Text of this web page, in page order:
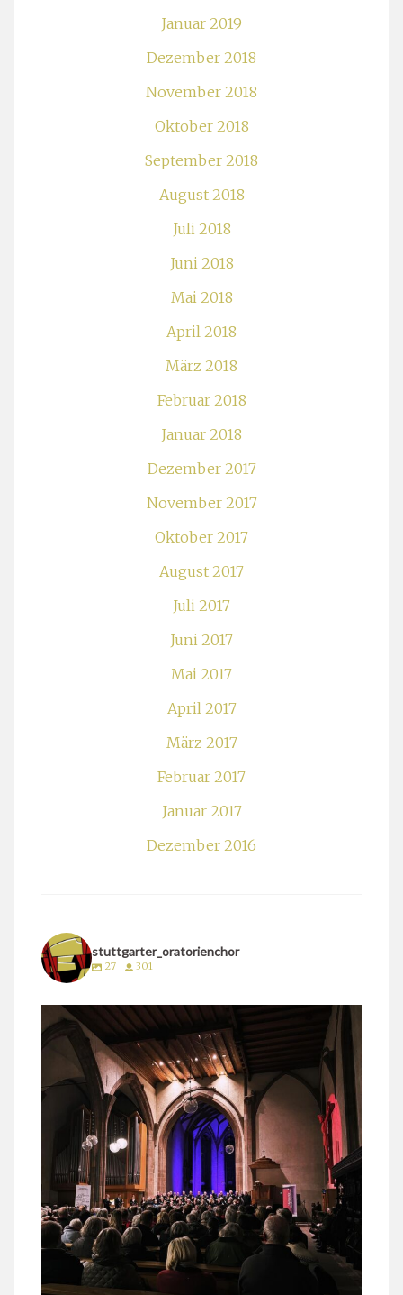
Januar 2019
Dezember 2018
November 2018
Oktober 2018
September 2018
August 2018
Juli 2018
Juni 2018
Mai 2018
April 2018
März 2018
Februar 2018
Januar 2018
Dezember 2017
November 2017
Oktober 2017
August 2017
Juli 2017
Juni 2017
Mai 2017
April 2017
März 2017
Februar 2017
Januar 2017
Dezember 2016
stuttgarter_oratorienchor
27 301
stuttgarter_oratorienchor
März 24